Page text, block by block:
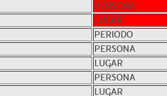
PERSONA
LUGAR
PERIODO
PERSONA
LUGAR
PERSONA
LUGAR